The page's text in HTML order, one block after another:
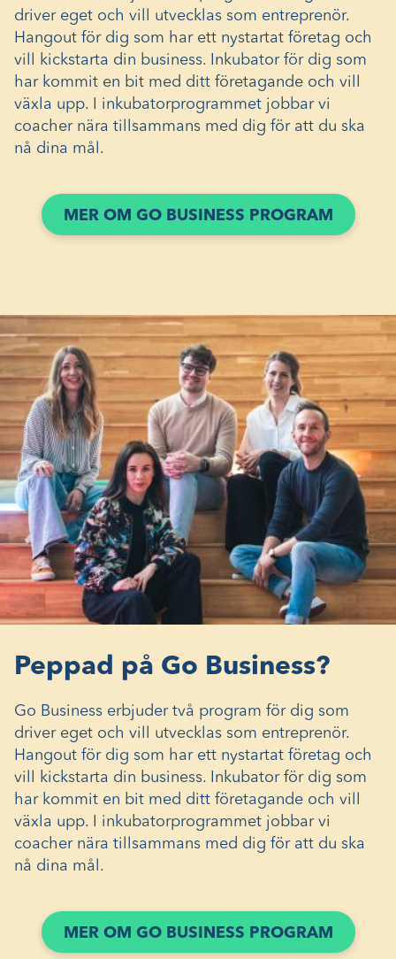
driver eget och vill utvecklas som entreprenör.
Hangout för dig som har ett nystartat företag och
vill kickstarta din business. Inkubator för dig som
har kommit en bit med ditt företagande och vill
växla upp. I inkubatorprogrammet jobbar vi
coacher nära tillsammans med dig för att du ska
nå dina mål.
MER OM GO BUSINESS PROGRAM
Peppad på Go Business?
Go Business erbjuder två program för dig som
driver eget och vill utvecklas som entreprenör.
Hangout för dig som har ett nystartat företag och
vill kickstarta din business. Inkubator för dig som
har kommit en bit med ditt företagande och vill
växla upp. I inkubatorprogrammet jobbar vi
coacher nära tillsammans med dig för att du ska
nå dina mål.
MER OM GO BUSINESS PROGRAM